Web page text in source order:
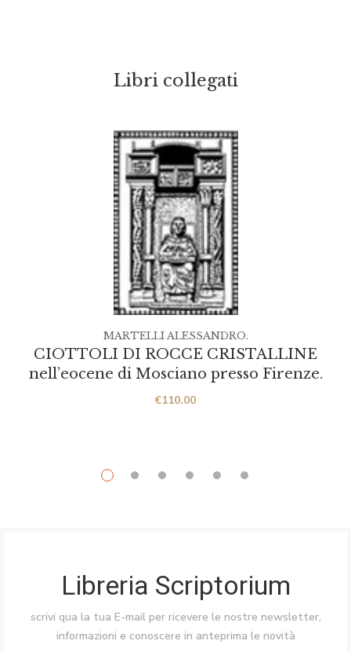
Libri collegati
CIOTTOLI DI ROCCE CRISTALLINE
nell’eocene di Mosciano presso Firenze.
€110.00
MARTELLI ALESSANDRO.
Libreria Scriptorium
scrivi qua la tua E-mail per ricevere le nostre newsletter,
informazioni e conoscere in anteprima le novità